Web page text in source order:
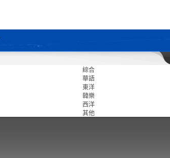
綜合
華語
東洋
韓樂
西洋
其他